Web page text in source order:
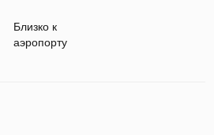
Близко к
аэропорту